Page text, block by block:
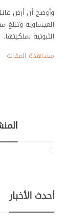
وأوضح أن أرض
الثبوتية بملكيتها.
مشاهدة المقالة
أحدث الأخبار